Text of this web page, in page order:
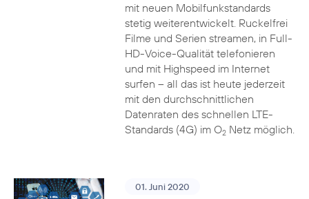
mit neuen Mobilfunkstandards
stetig weiterentwickelt. Ruckelfrei
Filme und Serien streamen, in Full-
HD-Voice-Qualität telefonieren
und mit Highspeed im Internet
surfen – all das ist heute jederzeit
mit den durchschnittlichen
Datenraten des schnellen LTE-
Standards (4G) im O2Netz möglich.
01. Juni 2020